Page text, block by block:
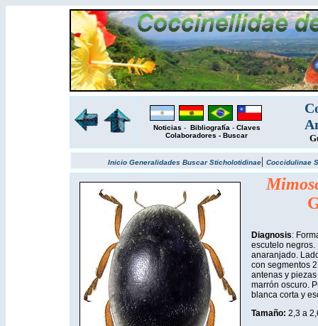
Noticias - Bibliografía - Claves
Colaboradores - Buscar
Inicio Generalidades BuscarSticholotidinae| Coccidulinae
Diagnosis:
escutelo negros.
anaranjado.
con segmentos
antenas y
marrón oscuro.
blanca corta y
Tamaño: 2,3 a